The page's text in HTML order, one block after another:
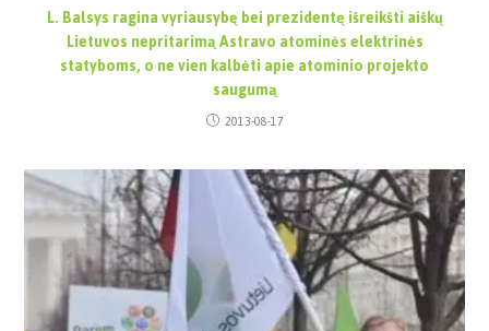
L. Balsys ragina vyriausybę bei prezidentę išreikšti aiškų
Lietuvos nepritarimą Astravo atominės elektrinės
statyboms, o ne vien kalbėti apie atominio projekto
saugumą
2013-08-17